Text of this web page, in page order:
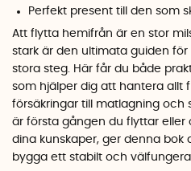
Perfekt present till den som
Att flytta hemifrån är en stor
stark är den ultimata guiden
stora steg. Här får du både
som hjälper dig att hantera allt
försäkringar till matlagning och
är första gången du flyttar eller
dina kunskaper, ger denna
bygga ett stabilt och